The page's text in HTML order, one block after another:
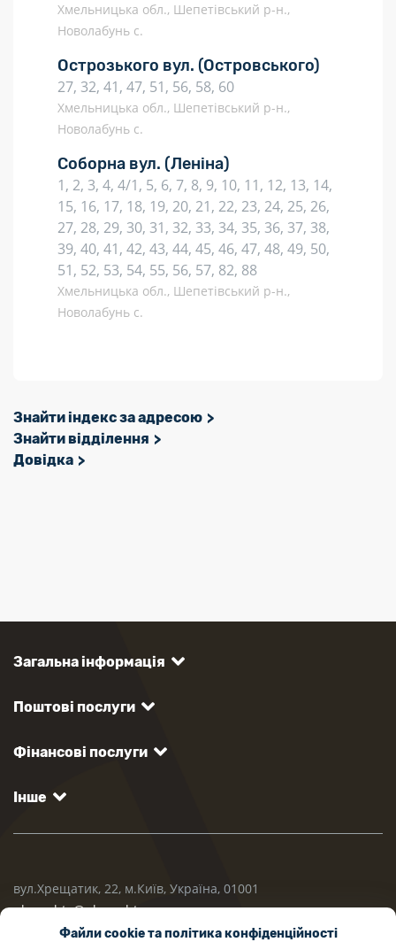
Хмельницька обл., Шепетівський р-н.,
Новолабунь с.
Острозького вул. (Островського)
27, 32, 41, 47, 51, 56, 58, 60
Хмельницька обл., Шепетівський р-н.,
Новолабунь с.
Соборна вул. (Леніна)
1, 2, 3, 4, 4/1, 5, 6, 7, 8, 9, 10, 11, 12, 13, 14,
15, 16, 17, 18, 19, 20, 21, 22, 23, 24, 25, 26,
27, 28, 29, 30, 31, 32, 33, 34, 35, 36, 37, 38,
39, 40, 41, 42, 43, 44, 45, 46, 47, 48, 49, 50,
51, 52, 53, 54, 55, 56, 57, 82, 88
Хмельницька обл., Шепетівський р-н.,
Новолабунь с.
Знайти індекс за адресою
Знайти відділення
Довідка
Загальна інформація
Поштові послуги
Фінансові послуги
Інше
вул.Хрещатик, 22, м.Київ, Україна, 01001
ukrposhta@ukrposhta.ua
Файли cookie та політика конфіденційності